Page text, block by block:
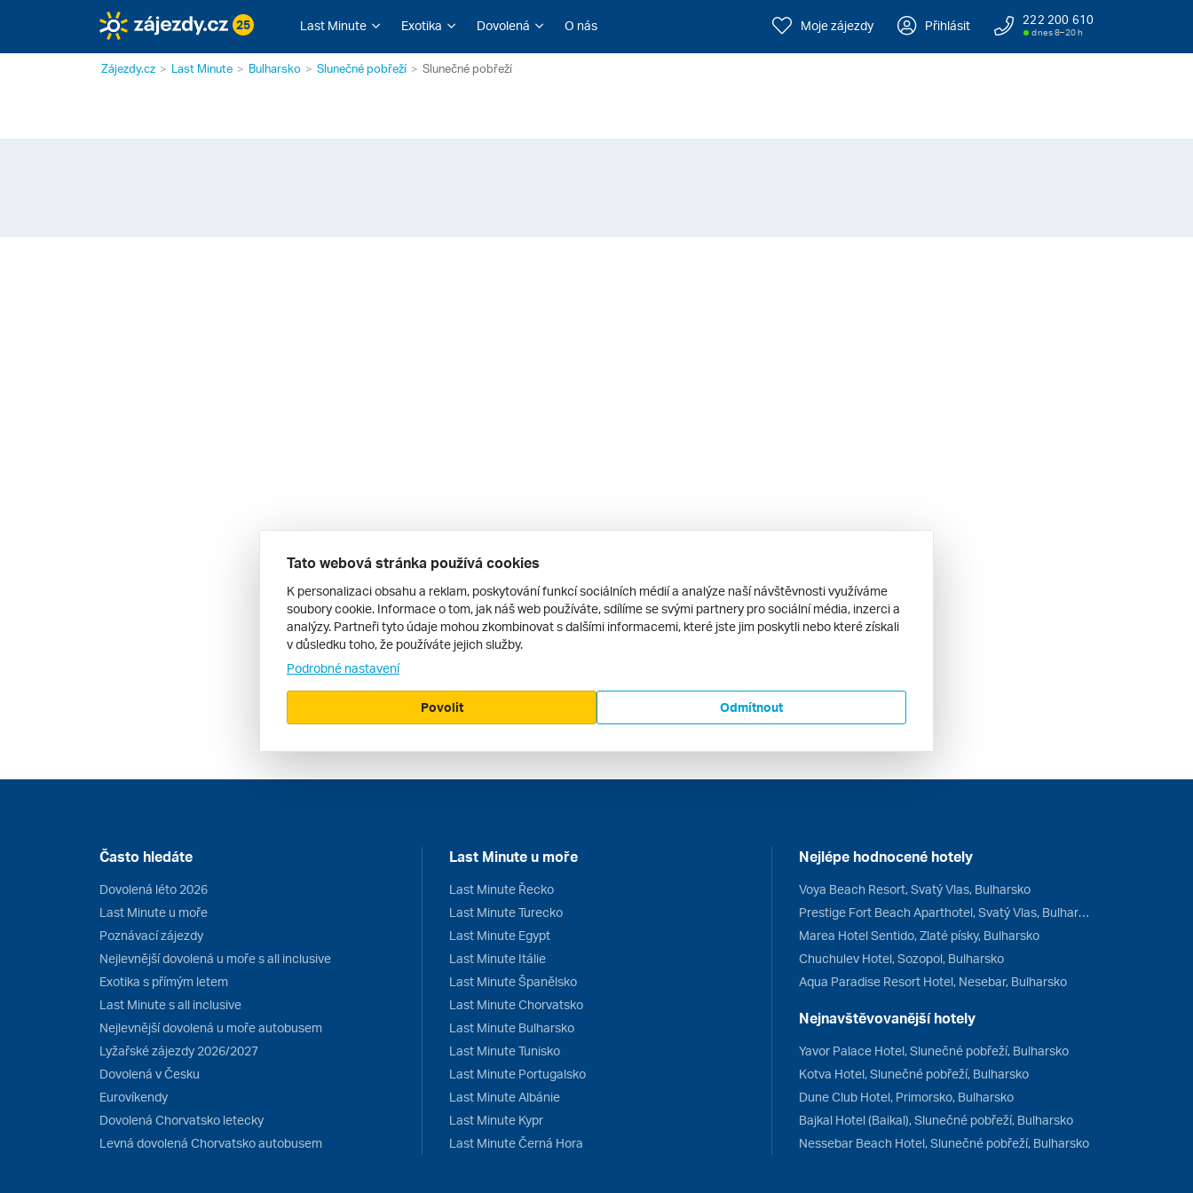
25 Last Minute Exotika Dovolená O nás Moje zájezdy Přihlásit 222 200 610
dnes 8–20 h
Zájezdy.cz Last Minute Bulharsko Slunečné pobřeží Slunečné pobřeží
Často hledáte
Dovolená léto 2026
Last Minute u moře
Poznávací zájezdy
Nejlevnější dovolená u moře s all inclusive
Exotika s přímým letem
Last Minute s all inclusive
Nejlevnější dovolená u moře autobusem
Lyžařské zájezdy 2026/2027
Dovolená v Česku
Eurovíkendy
Dovolená Chorvatsko letecky
Levná dovolená Chorvatsko autobusem
Last Minute u moře
Last Minute Řecko
Last Minute Turecko
Last Minute Egypt
Last Minute Itálie
Last Minute Španělsko
Last Minute Chorvatsko
Last Minute Bulharsko
Last Minute Tunisko
Last Minute Portugalsko
Last Minute Albánie
Last Minute Kypr
Last Minute Černá Hora
Nejlépe hodnocené hotely
Voya Beach Resort, Svatý Vlas, Bulharsko
Prestige Fort Beach Aparthotel, Svatý Vlas, Bulharsko
Marea Hotel Sentido, Zlaté písky, Bulharsko
Chuchulev Hotel, Sozopol, Bulharsko
Aqua Paradise Resort Hotel, Nesebar, Bulharsko
Nejnavštěvovanější hotely
Yavor Palace Hotel, Slunečné pobřeží, Bulharsko
Kotva Hotel, Slunečné pobřeží, Bulharsko
Dune Club Hotel, Primorsko, Bulharsko
Bajkal Hotel (Baikal), Slunečné pobřeží, Bulharsko
Nessebar Beach Hotel, Slunečné pobřeží, Bulharsko
Tato webová stránka používá cookies
K personalizaci obsahu a reklam, poskytování funkcí sociálních médií a analýze naší návštěvnosti využíváme
soubory cookie. Informace o tom, jak náš web používáte, sdílíme se svými partnery pro sociální média, inzerci a
analýzy. Partneři tyto údaje mohou zkombinovat s dalšími informacemi, které jste jim poskytli nebo které získali
v důsledku toho, že používáte jejich služby.
Podrobné nastavení
Odmítnout
Povolit